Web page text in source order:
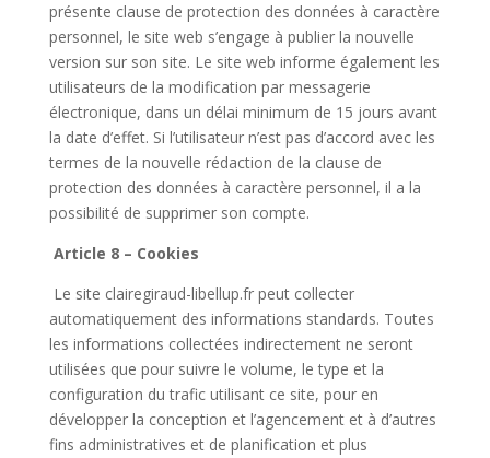
présente clause de protection des données à caractère
personnel, le site web s’engage à publier la nouvelle
version sur son site. Le site web informe également les
utilisateurs de la modification par messagerie
électronique, dans un délai minimum de 15 jours avant
la date d’effet. Si l’utilisateur n’est pas d’accord avec les
termes de la nouvelle rédaction de la clause de
protection des données à caractère personnel, il a la
possibilité de supprimer son compte.
Article 8 – Cookies
Le site clairegiraud-libellup.fr peut collecter
automatiquement des informations standards. Toutes
les informations collectées indirectement ne seront
utilisées que pour suivre le volume, le type et la
configuration du trafic utilisant ce site, pour en
développer la conception et l’agencement et à d’autres
fins administratives et de planification et plus